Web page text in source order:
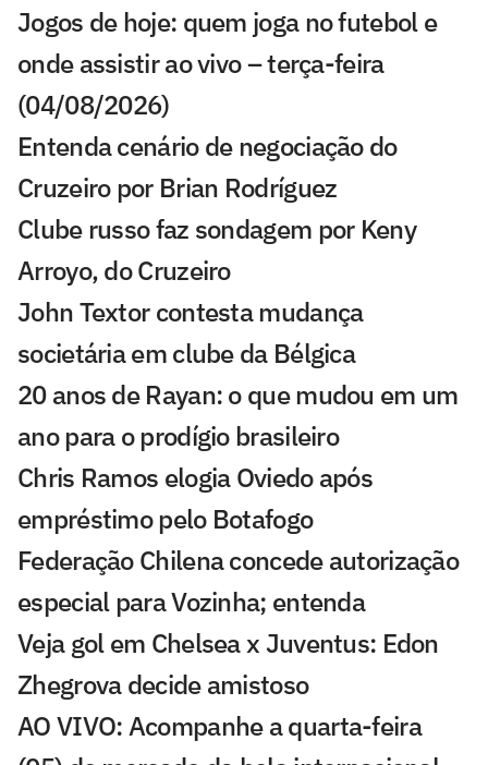
Jogos de hoje: quem joga no futebol e
onde assistir ao vivo – terça-feira
(04/08/2026)
Entenda cenário de negociação do
Cruzeiro por Brian Rodríguez
Clube russo faz sondagem por Keny
Arroyo, do Cruzeiro
John Textor contesta mudança
societária em clube da Bélgica
20 anos de Rayan: o que mudou em um
ano para o prodígio brasileiro
Chris Ramos elogia Oviedo após
empréstimo pelo Botafogo
Federação Chilena concede autorização
especial para Vozinha; entenda
Veja gol em Chelsea x Juventus: Edon
Zhegrova decide amistoso
AO VIVO: Acompanhe a quarta-feira